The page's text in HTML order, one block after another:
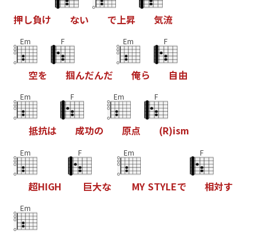
押し負け ない で 上昇 気流
Em
空を
F
掴んだんだ
Em
俺ら
F
自由
Em
抵抗は
F
成功の
Em
原点
F
(R)ism
Em
超HIGH
F
巨大な
Em
MY STYLEで
F
相対す
Em